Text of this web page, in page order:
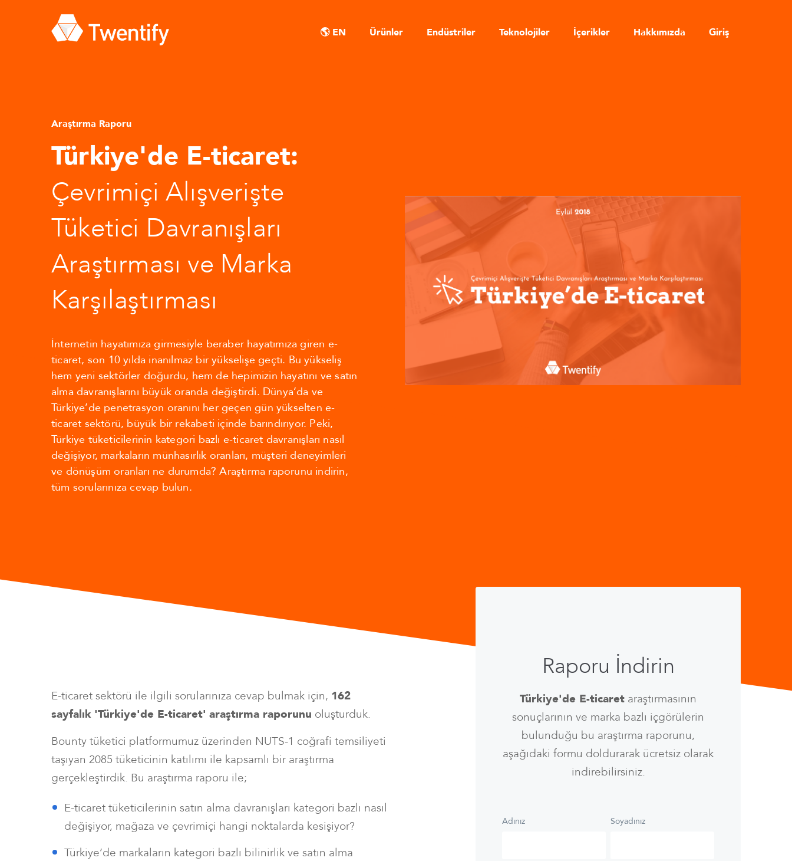
🌎 EN Ürünler Endüstriler Teknolojiler İçerikler Hakkımızda Giriş
Araştırma Raporu
Türkiye'de E-ticaret:
Çevrimiçi Alışverişte
Tüketici Davranışları
Araştırması ve Marka
Karşılaştırması
İnternetin hayatımıza girmesiyle beraber hayatımıza giren e-
ticaret, son 10 yılda inanılmaz bir yükselişe geçti. Bu yükseliş
hem yeni sektörler doğurdu, hem de hepimizin hayatını ve satın
alma davranışlarını büyük oranda değiştirdi. Dünya’da ve
Türkiye’de penetrasyon oranını her geçen gün yükselten e-
ticaret sektörü, büyük bir rekabeti içinde barındırıyor. Peki,
Türkiye tüketicilerinin kategori bazlı e-ticaret davranışları nasıl
değişiyor, markaların münhasırlık oranları, müşteri deneyimleri
ve dönüşüm oranları ne durumda? Araştırma raporunu indirin,
tüm sorularınıza cevap bulun.
E-ticaret sektörü ile ilgili sorularınıza cevap bulmak için, 162
sayfalık 'Türkiye'de E-ticaret' araştırma raporunu oluşturduk.
Bounty tüketici platformumuz üzerinden NUTS-1 coğrafi temsiliyeti
taşıyan 2085 tüketicinin katılımı ile kapsamlı bir araştırma
gerçekleştirdik. Bu araştırma raporu ile;
E-ticaret tüketicilerinin satın alma davranışları kategori bazlı nasıl
değişiyor, mağaza ve çevrimiçi hangi noktalarda kesişiyor?
Türkiye’de markaların kategori bazlı bilinirlik ve satın alma
Raporu İndirin
Türkiye'de E-ticaret araştırmasının
sonuçlarının ve marka bazlı içgörülerin
bulunduğu bu araştırma raporunu,
aşağıdaki formu doldurarak ücretsiz olarak
indirebilirsiniz.
Adınız Soyadınız